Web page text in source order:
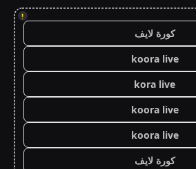
!
كورة لايف
koora live
kora live
koora live
koora live
كورة لايف